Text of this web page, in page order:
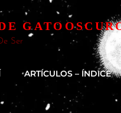
Ser
ARTÍCULOS – ÍNDICE